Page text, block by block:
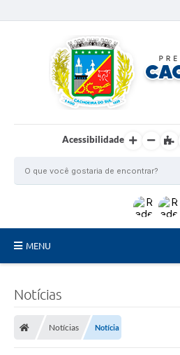
Acessibilidade
MENU
Conselhos Municipais
Notícias
Notícias Notícia